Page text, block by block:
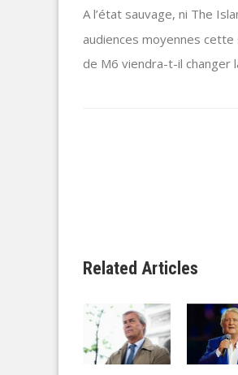
A l’état sauvage, ni The
audiences moyennes cette
de M6 viendra-t-il changer
Related Articles